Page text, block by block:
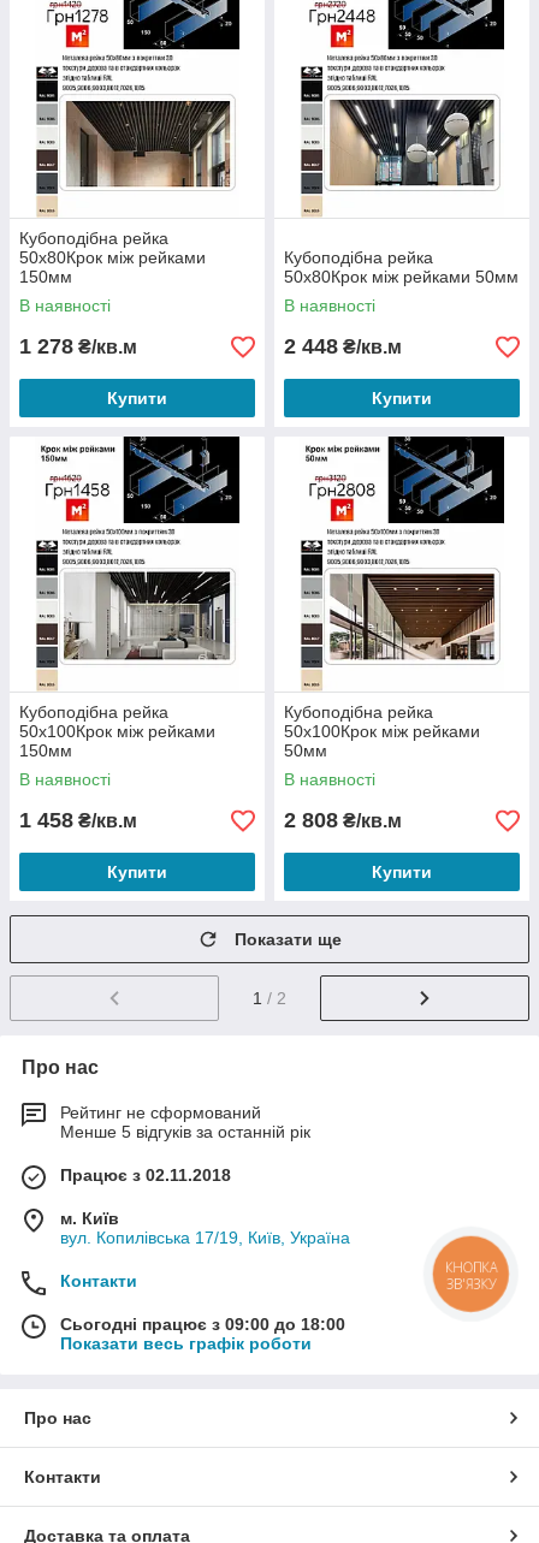
Кубоподібна рейка
50х80Крок між рейками
150мм
В наявності
1 278 ₴/кв.м
Купити
Кубоподібна рейка
50х80Крок між рейками 50мм
В наявності
2 448 ₴/кв.м
Купити
Кубоподібна рейка
50х100Крок між рейками
150мм
В наявності
1 458 ₴/кв.м
Купити
Кубоподібна рейка
50х100Крок між рейками
50мм
В наявності
2 808 ₴/кв.м
Купити
Показати ще
1 / 2
Про нас
Рейтинг не сформований
Менше 5 відгуків за останній рік
Працює з 02.11.2018
м. Київ
вул. Копилівська 17/19, Київ, Україна
Контакти
Сьогодні працює з 09:00 до 18:00
Показати весь графік роботи
Про нас
Контакти
Доставка та оплата
КНОПКА
ЗВ'ЯЗКУ